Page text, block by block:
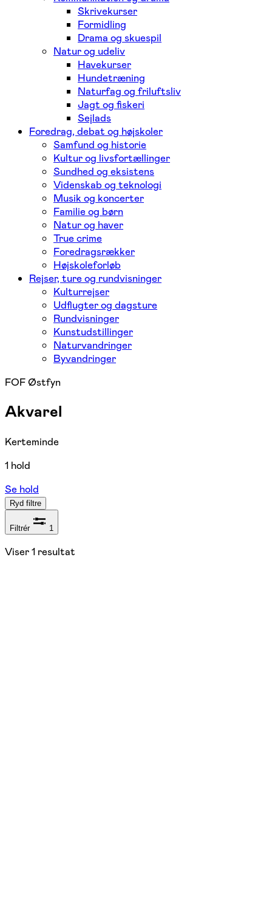
Skrivekurser
Formidling
Drama og skuespil
Natur og udeliv
Havekurser
Hundetræning
Naturfag og friluftsliv
Jagt og fiskeri
Sejlads
Foredrag, debat og højskoler
Samfund og historie
Kultur og livsfortællinger
Sundhed og eksistens
Videnskab og teknologi
Musik og koncerter
Familie og børn
Natur og haver
True crime
Foredragsrækker
Højskoleforløb
Rejser, ture og rundvisninger
Kulturrejser
Udflugter og dagsture
Rundvisninger
Kunstudstillinger
Naturvandringer
Byvandringer
FOF Østfyn
Akvarel
Kerteminde
1 hold
Se hold
Ryd filtre
Filtrér 1
Viser1 resultat